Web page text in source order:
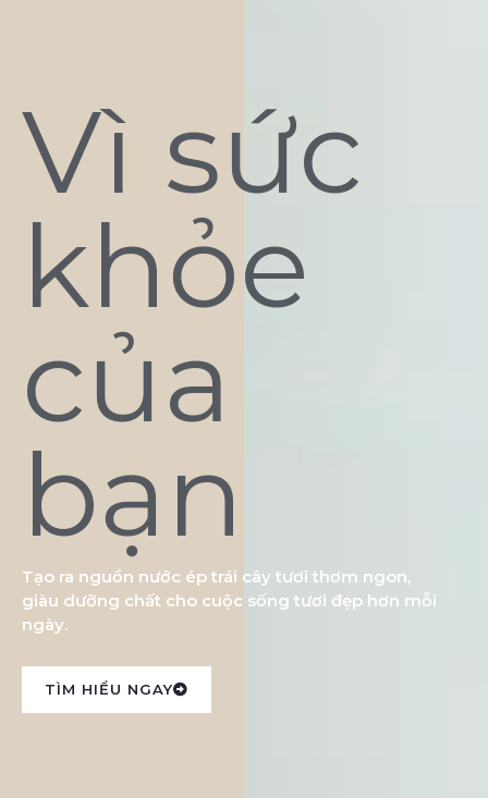
Vì sức
khỏe
của
bạn
Tạo ra nguồn nước ép trái cây tươi thơm ngon,
giàu dưỡng chất cho cuộc sống tươi đẹp hơn mỗi
ngày.
TÌM HIỂU NGAY